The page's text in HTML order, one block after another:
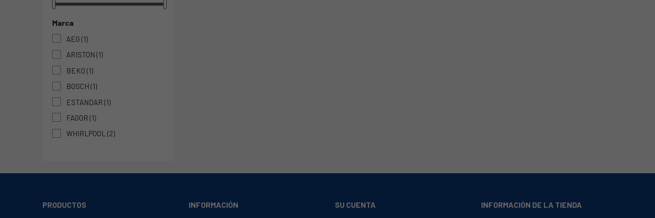
Marca
AEG (1)
ARISTON (1)
BEKO (1)
BOSCH (1)
ESTANDAR (1)
FAGOR (1)
WHIRLPOOL (2)
PRODUCTOS INFORMACIÓN SU CUENTA INFORMACIÓN DE LA TIENDA